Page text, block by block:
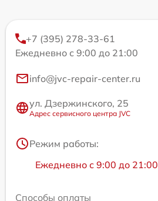
+7 (395) 278-33-61
Ежедневно с 9:00 до 21:00
info@jvc-repair-center.ru
ул. Дзержинского, 25
Адрес сервисного центра JVC
Режим работы:
Ежедневно с 9:00 до 21:00
Способы оплаты